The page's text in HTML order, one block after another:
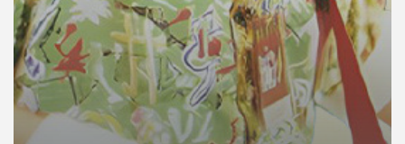
เครือ
ข่าย
วิทยุ
ไทย
พี